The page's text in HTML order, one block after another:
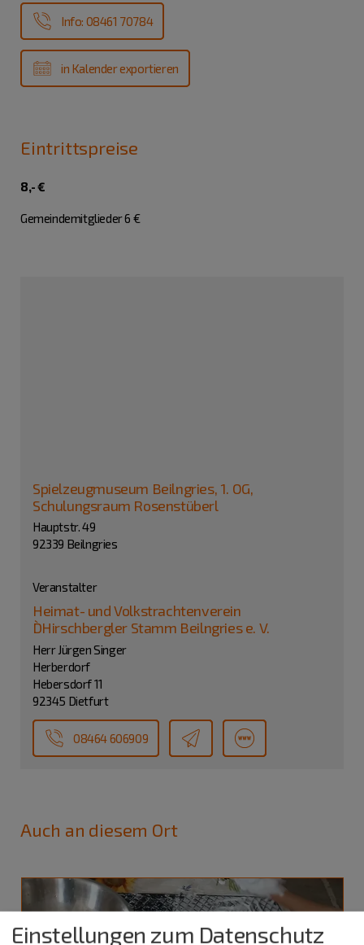
Info: 08461 70784
in Kalender exportieren
Eintrittspreise
8,- €
Gemeindemitglieder 6 €
Spielzeugmuseum Beilngries, 1. OG,
Schulungsraum Rosenstüberl
Hauptstr. 49
92339 Beilngries
Veranstalter
Heimat- und Volkstrachtenverein
D`Hirschbergler Stamm Beilngries e. V.
Herr Jürgen Singer
Herberdorf
Hebersdorf 11
92345 Dietfurt
08464 606909
Auch an diesem Ort
Einstellungen zum Datenschutz